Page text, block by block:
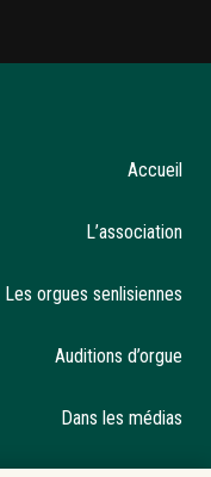
Accueil
L’association
Les orgues senlisiennes
Auditions d’orgue
Dans les médias